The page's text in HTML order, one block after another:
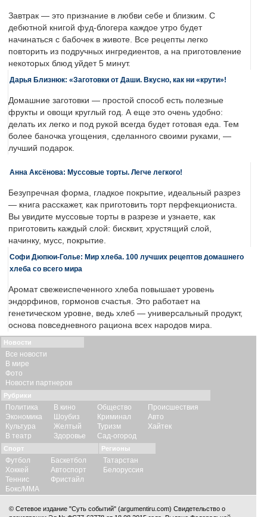
Завтрак — это признание в любви себе и близким. С
дебютной книгой фуд-блогера каждое утро будет
начинаться с бабочек в животе. Все рецепты легко
повторить из подручных ингредиентов, а на приготовление
некоторых блюд уйдет 5 минут.
Дарья Близнюк: «Заготовки от Даши. Вкусно, как ни «крути»!
Домашние заготовки — простой способ есть полезные
фрукты и овощи круглый год. А еще это очень удобно:
делать их легко и под рукой всегда будет готовая еда. Тем
более баночка угощения, сделанного своими руками, —
лучший подарок.
Анна Аксёнова: Муссовые торты. Легче легкого!
Безупречная форма, гладкое покрытие, идеальный разрез
— книга расскажет, как приготовить торт перфекциониста.
Вы увидите муссовые торты в разрезе и узнаете, как
приготовить каждый слой: бисквит, хрустящий слой,
начинку, мусс, покрытие.
Софи Дюпюи-Голье: Мир хлеба. 100 лучших рецептов домашнего
хлеба со всего мира
Аромат свежеиспеченного хлеба повышает уровень
эндорфинов, гормонов счастья. Это работает на
генетическом уровне, ведь хлеб — универсальный продукт,
основа повседневного рациона всех народов мира.
Новости
Все новости
В мире
Фото
Новости партнеров
Рубрики
Политика
Экономика
Культура
В театр
В кино
Шоубиз
Желтый
Здоровье
Общество
Криминал
Туризм
Сад-огород
Происшествия
Авто
Хайтек
Спорт
Футбол
Хоккей
Теннис
Бокс/ММА
Баскетбол
Автоспорт
Фристайл
Регионы
Татарстан
Белоруссия
© Сетевое издание "Суть событий" (argumentiru.com) Свидетельство о